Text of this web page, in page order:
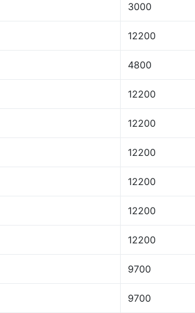
3000
12200
4800
12200
12200
12200
12200
12200
12200
9700
9700